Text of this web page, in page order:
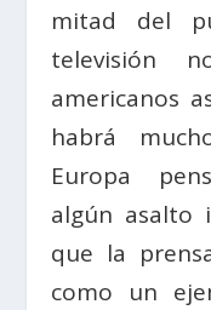
mitad del
televisión
americanos
habrá
Europa
algún asalto
que la
como un